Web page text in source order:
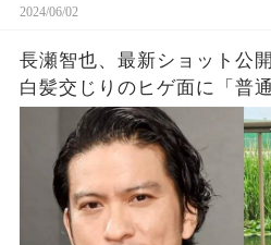
2024/06/02
長瀬智也、最新ショット公
白髪交じりのヒゲ面に「普
にオーラが無くなった」